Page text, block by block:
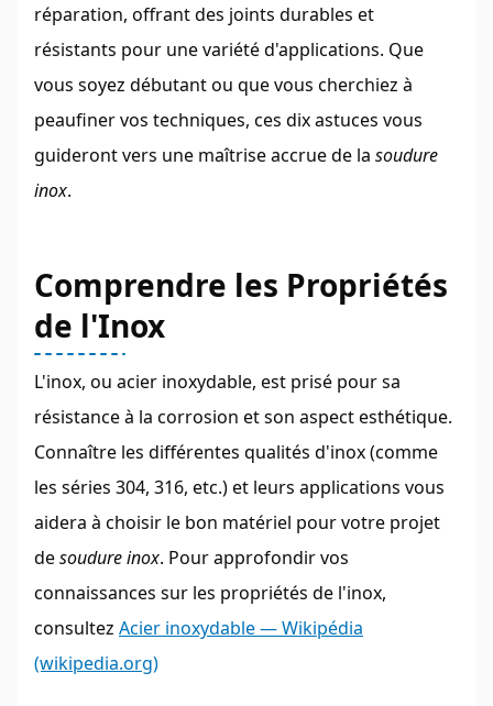
réparation, offrant des joints durables et
résistants pour une variété d'applications. Que
vous soyez débutant ou que vous cherchiez à
peaufiner vos techniques, ces dix astuces vous
guideront vers une maîtrise accrue de la soudure
inox.
Comprendre les Propriétés
de l'Inox
L'inox, ou acier inoxydable, est prisé pour sa
résistance à la corrosion et son aspect esthétique.
Connaître les différentes qualités d'inox (comme
les séries 304, 316, etc.) et leurs applications vous
aidera à choisir le bon matériel pour votre projet
desoudure inox. Pour approfondir vos
connaissances sur les propriétés de l'inox,
consultez Acier inoxydable — Wikipédia
(wikipedia.org)